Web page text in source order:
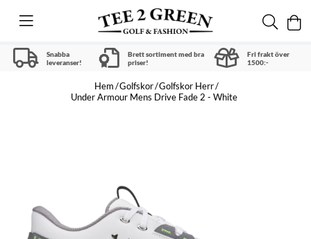
Snabba
leveranser!
Brett sortiment med bra
priser!
Fri frakt över
1500:-
Hem Golfskor Golfskor Herr
Under Armour Mens Drive Fade 2 - White